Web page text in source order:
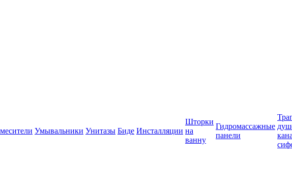
Умывальники Унитазы Биде Инсталляции
Шторки
на
ванну
Гидромассажные
панели